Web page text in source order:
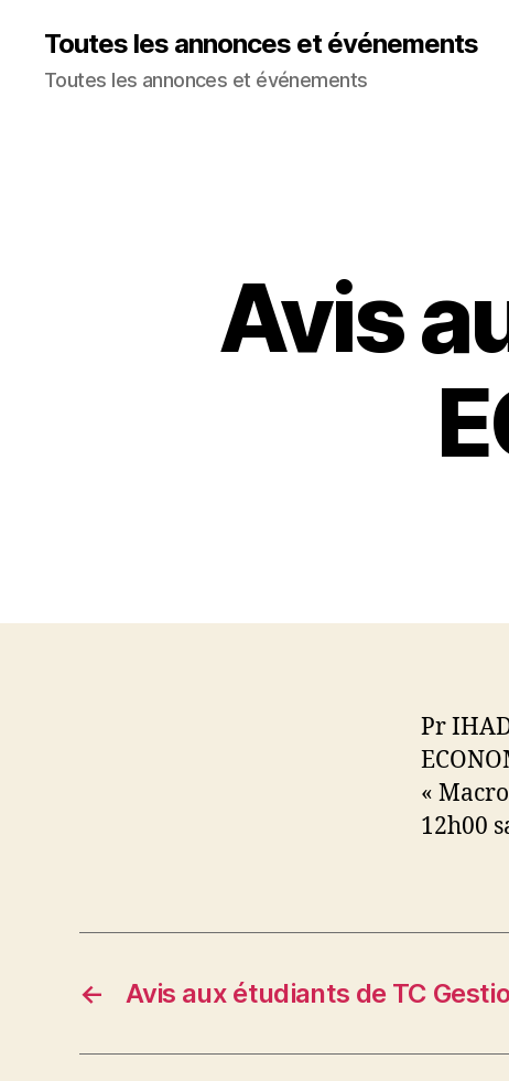
Toutes les annonces et événements
Toutes les annonces et événements
Avis
Pr
«
12h00
← Avis aux étudiants de TC